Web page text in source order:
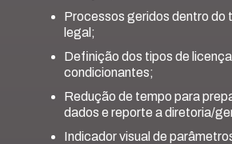
Processos geridos dentro do
legal;
Definição dos tipos de
condicionantes;
Redução de tempo para
dados e reporte a diretoria/
Indicador visual de